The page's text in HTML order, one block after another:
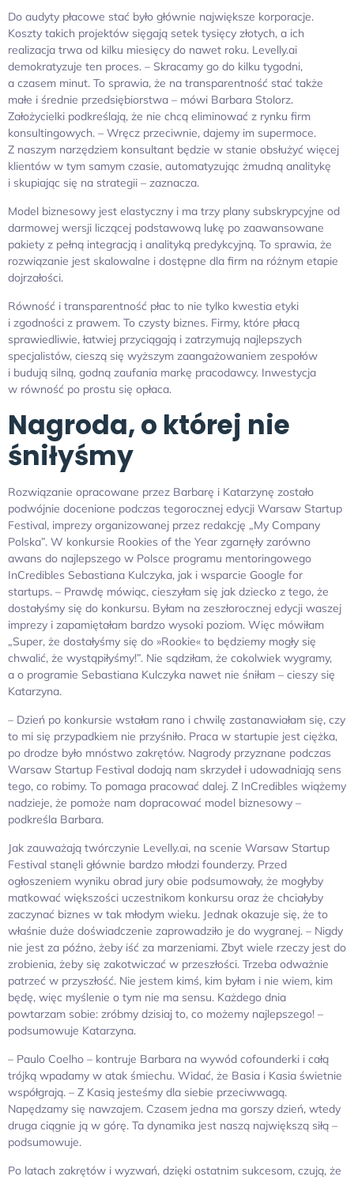
Do audyty płacowe stać było głównie największe korporacje.
Koszty takich projektów sięgają setek tysięcy złotych, a ich
realizacja trwa od kilku miesięcy do nawet roku. Levelly.ai
demokratyzuje ten proces. – Skracamy go do kilku tygodni,
a czasem minut. To sprawia, że na transparentność stać także
małe i średnie przedsiębiorstwa – mówi Barbara Stolorz.
Założycielki podkreślają, że nie chcą eliminować z rynku firm
konsultingowych. – Wręcz przeciwnie, dajemy im supermoce.
Z naszym narzędziem konsultant będzie w stanie obsłużyć więcej
klientów w tym samym czasie, automatyzując żmudną analitykę
i skupiając się na strategii – zaznacza.
Model biznesowy jest elastyczny i ma trzy plany subskrypcyjne od
darmowej wersji liczącej podstawową lukę po zaawansowane
pakiety z pełną integracją i analityką predykcyjną. To sprawia, że
rozwiązanie jest skalowalne i dostępne dla firm na różnym etapie
dojrzałości.
Równość i transparentność płac to nie tylko kwestia etyki
i zgodności z prawem. To czysty biznes. Firmy, które płacą
sprawiedliwie, łatwiej przyciągają i zatrzymują najlepszych
specjalistów, cieszą się wyższym zaangażowaniem zespołów
i budują silną, godną zaufania markę pracodawcy. Inwestycja
w równość po prostu się opłaca.
Nagroda, o której nie
śniłyśmy
Rozwiązanie opracowane przez Barbarę i Katarzynę zostało
podwójnie docenione podczas tegorocznej edycji Warsaw Startup
Festival, imprezy organizowanej przez redakcję „My Company
Polska”. W konkursie Rookies of the Year zgarnęły zarówno
awans do najlepszego w Polsce programu mentoringowego
InCredibles Sebastiana Kulczyka, jak i wsparcie Google for
startups. – Prawdę mówiąc, cieszyłam się jak dziecko z tego, że
dostałyśmy się do konkursu. Byłam na zeszłorocznej edycji waszej
imprezy i zapamiętałam bardzo wysoki poziom. Więc mówiłam
„Super, że dostałyśmy się do »Rookie« to będziemy mogły się
chwalić, że wystąpiłyśmy!”. Nie sądziłam, że cokolwiek wygramy,
a o programie Sebastiana Kulczyka nawet nie śniłam – cieszy się
Katarzyna.
– Dzień po konkursie wstałam rano i chwilę zastanawiałam się, czy
to mi się przypadkiem nie przyśniło. Praca w startupie jest ciężka,
po drodze było mnóstwo zakrętów. Nagrody przyznane podczas
Warsaw Startup Festival dodają nam skrzydeł i udowadniają sens
tego, co robimy. To pomaga pracować dalej. Z InCredibles wiążemy
nadzieje, że pomoże nam dopracować model biznesowy –
podkreśla Barbara.
Jak zauważają twórczynie Levelly.ai, na scenie Warsaw Startup
Festival stanęli głównie bardzo młodzi founderzy. Przed
ogłoszeniem wyniku obrad jury obie podsumowały, że mogłyby
matkować większości uczestnikom konkursu oraz że chciałyby
zaczynać biznes w tak młodym wieku. Jednak okazuje się, że to
właśnie duże doświadczenie zaprowadziło je do wygranej. – Nigdy
nie jest za późno, żeby iść za marzeniami. Zbyt wiele rzeczy jest do
zrobienia, żeby się zakotwiczać w przeszłości. Trzeba odważnie
patrzeć w przyszłość. Nie jestem kimś, kim byłam i nie wiem, kim
będę, więc myślenie o tym nie ma sensu. Każdego dnia
powtarzam sobie: zróbmy dzisiaj to, co możemy najlepszego! –
podsumowuje Katarzyna.
– Paulo Coelho – kontruje Barbara na wywód cofounderki i całą
trójką wpadamy w atak śmiechu. Widać, że Basia i Kasia świetnie
współgrają. – Z Kasią jesteśmy dla siebie przeciwwagą.
Napędzamy się nawzajem. Czasem jedna ma gorszy dzień, wtedy
druga ciągnie ją w górę. Ta dynamika jest naszą największą siłą –
podsumowuje.
Po latach zakrętów i wyzwań, dzięki ostatnim sukcesom, czują, że